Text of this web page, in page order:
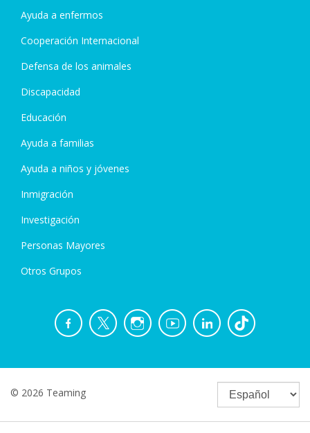
Ayuda a enfermos
Cooperación Internacional
Defensa de los animales
Discapacidad
Educación
Ayuda a familias
Ayuda a niños y jóvenes
Inmigración
Investigación
Personas Mayores
Otros Grupos
© 2026 Teaming